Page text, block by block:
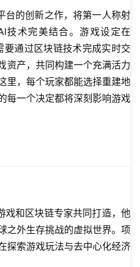
台的创新之作，将第一人称射
技术完美结合。游戏设定在
通过区块链技术完成实时交
资产，共同构建一个充满活力
里，每个玩家都能选择重建地
每一个决定都将深刻影响游戏
戏和区块链专家共同打造，他
之外生存挑战的虚拟世界。项
探索游戏玩法与去中心化经济